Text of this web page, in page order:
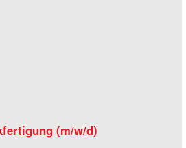
(m/w/d)